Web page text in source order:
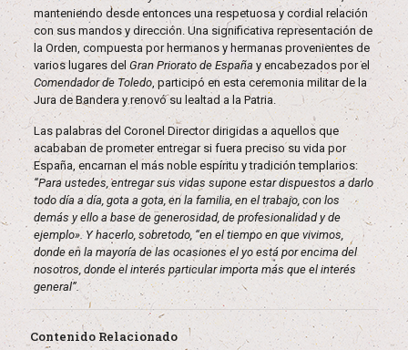
manteniendo desde entonces una respetuosa y cordial relación
con sus mandos y dirección. Una significativa representación de
la Orden, compuesta por hermanos y hermanas provenientes de
varios lugares del Gran Priorato de España y encabezados por el
Comendador de Toledo, participó en esta ceremonia militar de la
Jura de Bandera y renovó su lealtad a la Patria.
Las palabras del Coronel Director dirigidas a aquellos que
acababan de prometer entregar si fuera preciso su vida por
España, encarnan el más noble espíritu y tradición templarios:
“Para ustedes, entregar sus vidas supone estar dispuestos a darlo
todo día a día, gota a gota, en la familia, en el trabajo, con los
demás y ello a base de generosidad, de profesionalidad y de
ejemplo». Y hacerlo, sobretodo, “en el tiempo en que vivimos,
donde en la mayoría de las ocasiones el yo está por encima del
nosotros, donde el interés particular importa más que el interés
general”.
Contenido Relacionado